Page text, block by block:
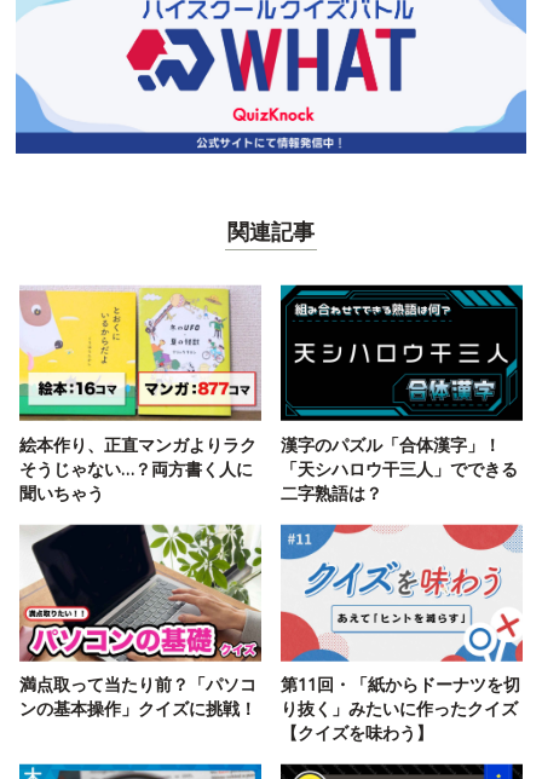
関連記事
絵本作り、正直マンガよりラク
そうじゃない…？両方書く人に
聞いちゃう
漢字のパズル「合体漢字」！
「天シハロウ干三人」でできる
二字熟語は？
満点取って当たり前？「パソコ
ンの基本操作」クイズに挑戦！
第11回・「紙からドーナツを切
り抜く」みたいに作ったクイズ
【クイズを味わう】